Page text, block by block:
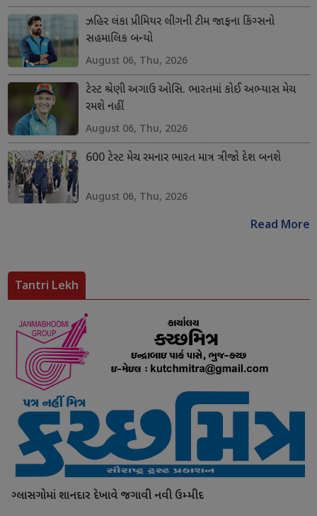
ઝહિર લંકા પ્રીમિયર લીગની ટીમ જાફના કિંગ્સનો
સહમાલિક બન્યો
August 06, Thu, 2026
ટેસ્ટ શ્રેણી અગાઉ ઓસિ. ભારતમાં કોઈ અભ્યાસ મેચ
રમશે નહીં
August 06, Thu, 2026
600 ટેસ્ટ મેચ રમનાર ભારત માત્ર ત્રીજો દેશ બનશે
August 06, Thu, 2026
Read More
Tantri Lekh
ગ્લાસગોમાં શાનદાર દેખાવે જગાવી નવી ઉમ્મીદ